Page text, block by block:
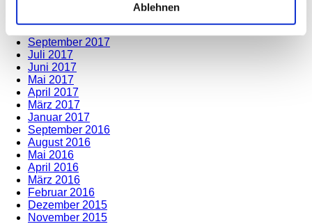
Ablehnen
September 2017
Juli 2017
Juni 2017
Mai 2017
April 2017
März 2017
Januar 2017
September 2016
August 2016
Mai 2016
April 2016
März 2016
Februar 2016
Dezember 2015
November 2015